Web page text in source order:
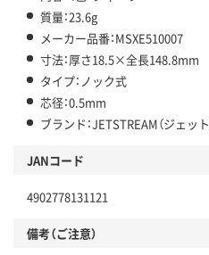
質量：23.6g
メーカー品番：MSXE510007
寸法：厚さ18.5×全長148.8mm
タイプ：ノック式
芯径：0.5mm
ブランド：JETSTREAM（ジェッ
JANコード
4902778131121
備考（ご注意）